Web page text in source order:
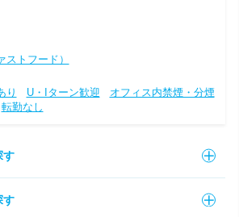
トフード）
り
U・Iターン歓迎
オフィス内禁煙・分煙
転勤なし
す
す